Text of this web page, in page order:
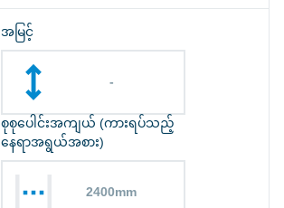
အမြင့်
-
စုစုပေါင်းအကျယ် (ကားရပ်သည့်
နေရာအရွယ်အစား)
2400mm